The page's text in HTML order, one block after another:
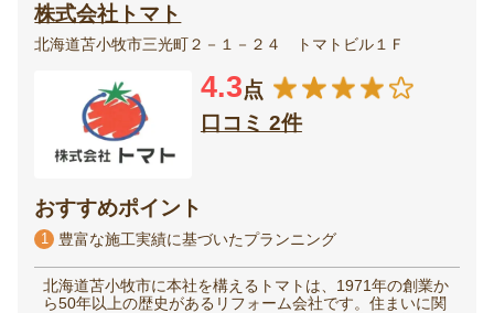
株式会社トマト
北海道苫小牧市三光町２－１－２４ トマトビル１Ｆ
4.3点
口コミ 2件
おすすめポイント
1 豊富な施工実績に基づいたプランニング
北海道苫小牧市に本社を構えるトマトは、1971年の創業か
ら50年以上の歴史があるリフォーム会社です。住まいに関